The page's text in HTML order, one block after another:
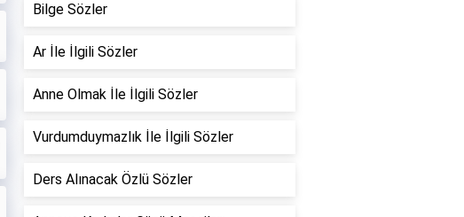
Bilge Sözler
Ar İle İlgili Sözler
Anne Olmak İle İlgili Sözler
Vurdumduymazlık İle İlgili Sözler
Ders Alınacak Özlü Sözler